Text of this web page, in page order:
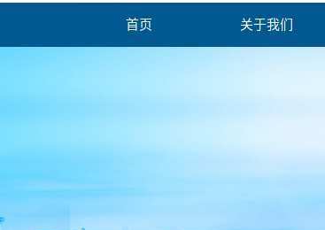
首页 关于我们